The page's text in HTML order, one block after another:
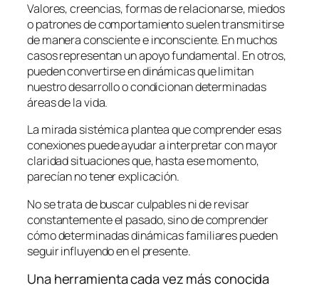
Valores, creencias, formas de relacionarse, miedos
o patrones de comportamiento suelen transmitirse
de manera consciente e inconsciente. En muchos
casos representan un apoyo fundamental. En otros,
pueden convertirse en dinámicas que limitan
nuestro desarrollo o condicionan determinadas
áreas de la vida.
La mirada sistémica plantea que comprender esas
conexiones puede ayudar a interpretar con mayor
claridad situaciones que, hasta ese momento,
parecían no tener explicación.
No se trata de buscar culpables ni de revisar
constantemente el pasado, sino de comprender
cómo determinadas dinámicas familiares pueden
seguir influyendo en el presente.
Una herramienta cada vez más conocida